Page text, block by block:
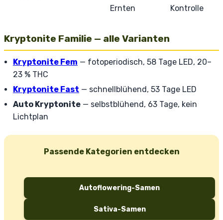
Ernten
Kontrolle
Kryptonite Familie — alle Varianten
Kryptonite Fem — fotoperiodisch, 58 Tage LED, 20–
23 % THC
Kryptonite Fast — schnellblühend, 53 Tage LED
Auto Kryptonite — selbstblühend, 63 Tage, kein
Lichtplan
Passende Kategorien entdecken
Autoflowering-Samen
Sativa-Samen